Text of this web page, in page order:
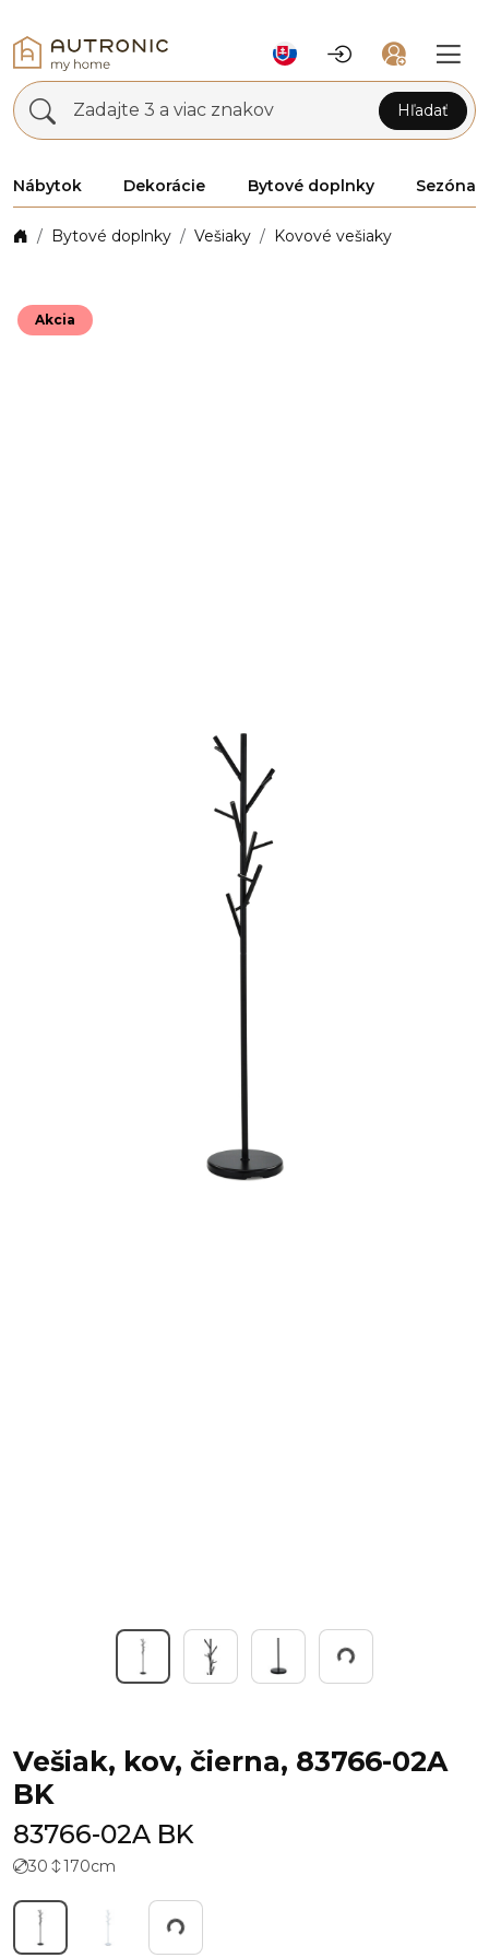
Zadajte 3 a viac znakov Hľadať
Nábytok Dekorácie Bytové doplnky Sezóna
Bytové doplnky Vešiaky Kovové vešiaky
Working...
Akcia
Vešiak, kov, čierna, 83766-02A
BK
83766-02A BK
30 170cm
Working...